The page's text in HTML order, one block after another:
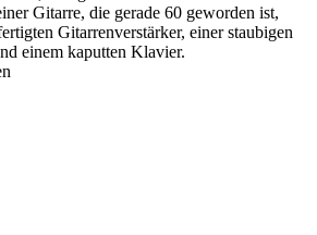
Gitarre, die gerade 60 geworden ist,
Gitarrenverstärker, einer staubigen
einem kaputten Klavier.